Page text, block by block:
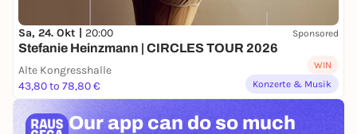
Sa, 24. Okt | 20:00 Sponsored
Stefanie Heinzmann | CIRCLES TOUR 2026
Alte Kongresshalle
43,80 to 78,80 €
WIN
Konzerte & Musik
Our app can do so much